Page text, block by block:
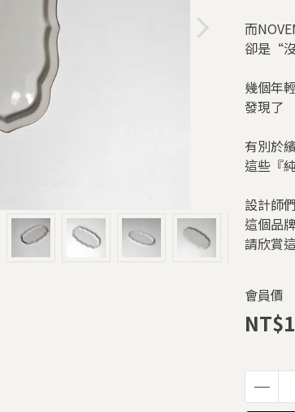
而
卻是“
幾個年
發現了
有別於
這些『
設計師
這個品
請欣賞
會員價